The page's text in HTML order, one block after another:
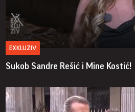
EXKLUZIV
Sukob Sandre Rešić i Mine Kostić!